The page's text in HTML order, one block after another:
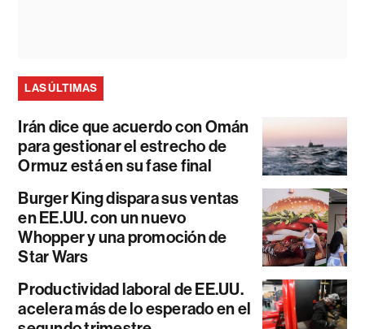
LAS ÚLTIMAS
Irán dice que acuerdo con Omán
para gestionar el estrecho de
Ormuz está en su fase final
Burger King dispara sus ventas
en EE.UU. con un nuevo
Whopper y una promoción de
Star Wars
Productividad laboral de EE.UU.
acelera más de lo esperado en el